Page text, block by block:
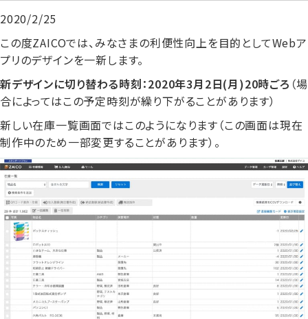
2020/2/25
この度ZAICOでは、みなさまの利便性向上を目的としてWebア
プリのデザインを一新します。
新デザインに切り替わる時刻：2020年3月2日(月)20時ごろ （場
合によってはこの予定時刻が繰り下がることがあります）
新しい在庫一覧画面ではこのようになります（この画面は現在
制作中のため一部変更することがあります）。